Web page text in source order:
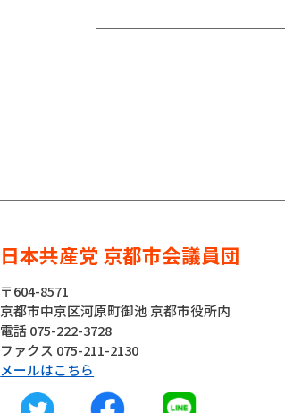
日本共産党 京都市会議員団
〒604-8571
京都市中京区河原町御池 京都市役所内
電話 075-222-3728
ファクス 075-211-2130
メールはこちら